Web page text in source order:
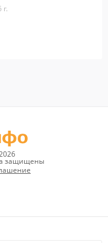
защищены